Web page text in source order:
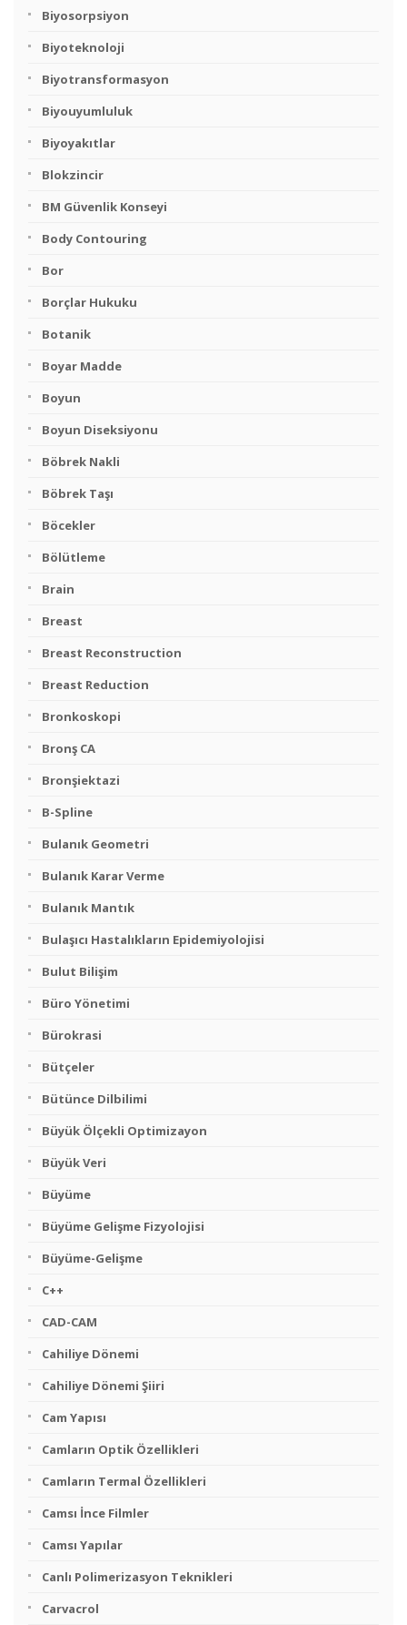
Biyosorpsiyon
Biyoteknoloji
Biyotransformasyon
Biyouyumluluk
Biyoyakıtlar
Blokzincir
BM Güvenlik Konseyi
Body Contouring
Bor
Borçlar Hukuku
Botanik
Boyar Madde
Boyun
Boyun Diseksiyonu
Böbrek Nakli
Böbrek Taşı
Böcekler
Bölütleme
Brain
Breast
Breast Reconstruction
Breast Reduction
Bronkoskopi
Bronş CA
Bronşiektazi
B-Spline
Bulanık Geometri
Bulanık Karar Verme
Bulanık Mantık
Bulaşıcı Hastalıkların Epidemiyolojisi
Bulut Bilişim
Büro Yönetimi
Bürokrasi
Bütçeler
Bütünce Dilbilimi
Büyük Ölçekli Optimizayon
Büyük Veri
Büyüme
Büyüme Gelişme Fizyolojisi
Büyüme-Gelişme
C++
CAD-CAM
Cahiliye Dönemi
Cahiliye Dönemi Şiiri
Cam Yapısı
Camların Optik Özellikleri
Camların Termal Özellikleri
Camsı İnce Filmler
Camsı Yapılar
Canlı Polimerizasyon Teknikleri
Carvacrol